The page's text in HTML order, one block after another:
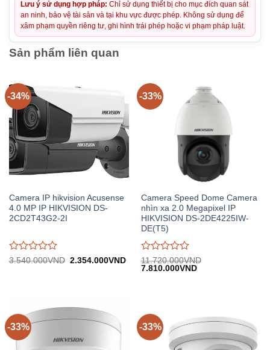
Lưu ý sử dụng hợp pháp: Chỉ sử dụng thiết bị cho mục đích quan sát
an ninh, bảo vệ tài sản và tại khu vực được phép. Không sử dụng để
xâm phạm quyền riêng tư, ghi hình trái phép hoặc vi phạm pháp luật.
Sản phẩm liên quan
-34%
Camera IP hikvision Acusense
4.0 MP IP HIKVISION DS-
2CD2T43G2-2I
Được
3.540.000VND Giá
2.354.000VNDGiá
hiện
-33%
Camera Speed Dome Camera
nhìn xa 2.0 Megapixel IP
HIKVISION DS-2DE4225IW-
DE(T5)
Được
đánh
11.720.000VND
Giá
7.810.000VNDGiá
-33% -33%